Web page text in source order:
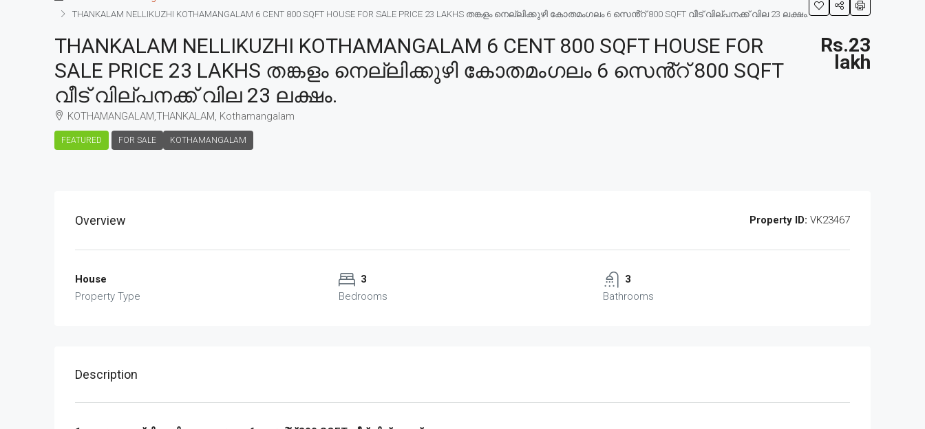
THANKALAM NELLIKUZHI KOTHAMANGALAM 6 CENT 800 SQFT HOUSE FOR SALE PRICE 23 LAKHS തങ്കളം നെല്ലിക്കുഴി കോതമംഗലം 6 സെൻ്റ് 800 SQFT വീട് വില്പനക്ക് വില 23 ലക്ഷം.
THANKALAM NELLIKUZHI KOTHAMANGALAM 6 CENT 800 SQFT HOUSE FOR
SALE PRICE 23 LAKHS തങ്കളം നെല്ലിക്കുഴി കോതമംഗലം 6 സെൻ്റ് 800 SQFT
വീട് വില്പനക്ക് വില 23 ലക്ഷം.
KOTHAMANGALAM,THANKALAM, Kothamangalam
FEATURED FOR SALE KOTHAMANGALAM
Rs.23
lakh
Overview Property ID: VK23467
House
Property Type
3
Bedrooms
3
Bathrooms
Description